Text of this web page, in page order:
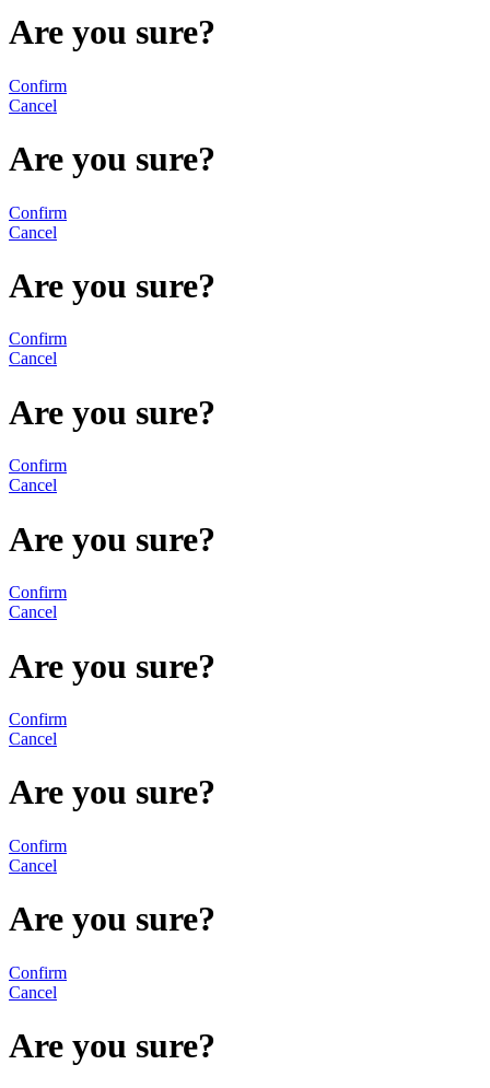
Are you sure?
Confirm
Cancel
Are you sure?
Confirm
Cancel
Are you sure?
Confirm
Cancel
Are you sure?
Confirm
Cancel
Are you sure?
Confirm
Cancel
Are you sure?
Confirm
Cancel
Are you sure?
Confirm
Cancel
Are you sure?
Confirm
Cancel
Are you sure?